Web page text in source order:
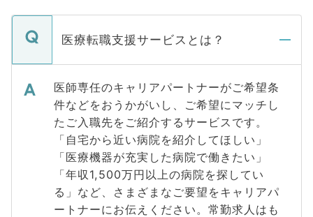
医療転職支援サービスとは？
医師専任のキャリアパートナーがご希望条
件などをおうかがいし、ご希望にマッチし
たご入職先をご紹介するサービスです。
「自宅から近い病院を紹介してほしい」
「医療機器が充実した病院で働きたい」
「年収1,500万円以上の病院を探してい
る」など、さまざまなご要望をキャリアパ
ートナーにお伝えください。常勤求人はも